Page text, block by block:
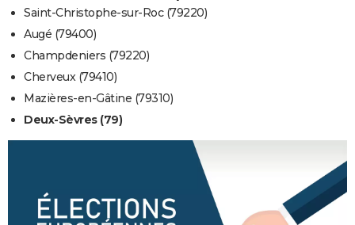
Saint-Christophe-sur-Roc (79220)
Augé (79400)
Champdeniers (79220)
Cherveux (79410)
Mazières-en-Gâtine (79310)
Deux-Sèvres (79)